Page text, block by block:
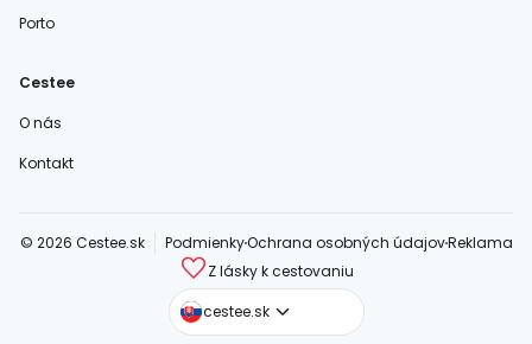
Porto
Cestee
O nás
Kontakt
© 2026 Cestee.sk PodmienkyOchrana osobných údajovReklama
Z lásky k cestovaniu
cestee.sk
cestee.com
cestee.pl